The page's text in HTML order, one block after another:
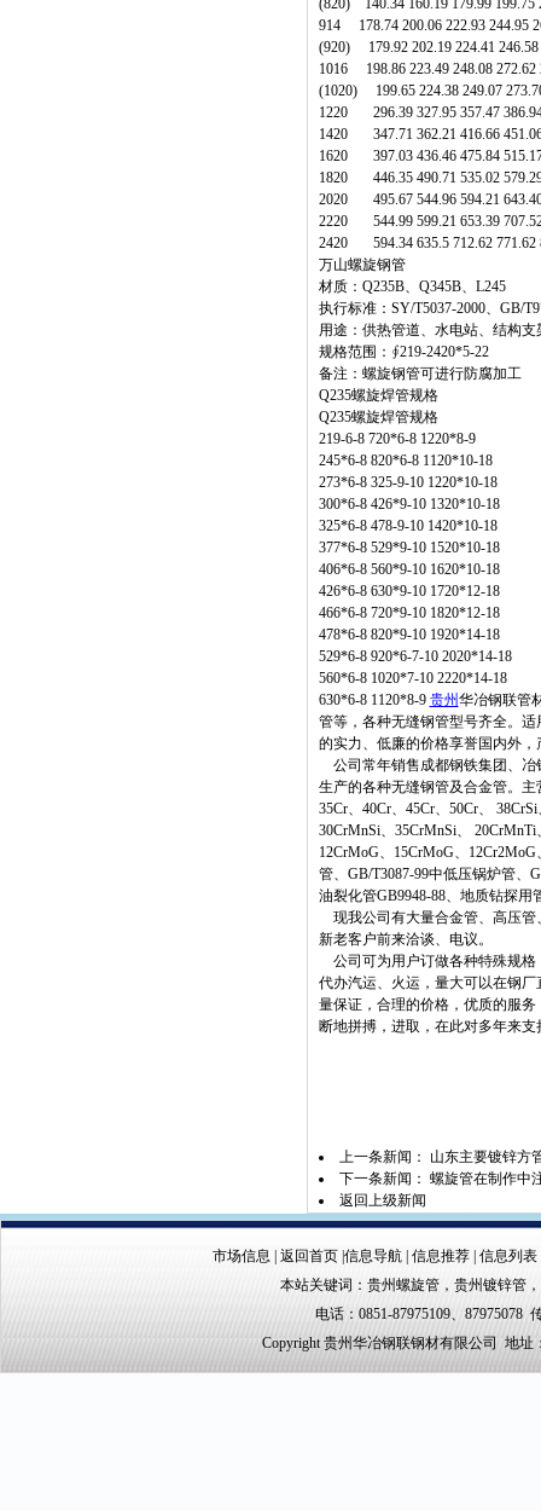
(820) 140.34 160.19 179.99 199.75
914 178.74 200.06 222.93 244.95
(920) 179.92 202.19 224.41 246.58
1016 198.86 223.49 248.08 272.62
(1020) 199.65 224.38 249.07
1220 296.39 327.95 357.47 386.94
1420 347.71 362.21 416.66 451.06
1620 397.03 436.46 475.84 515.17
1820 446.35 490.71 535.02 579.29
2020 495.67 544.96 594.21 643.40
2220 544.99 599.21 653.39 707.52
2420 594.34 635.5 712.62 771.62
万山螺旋钢管
材质：Q235B、Q345B、L245
执行标准：SY/T5037-2000、GB/
用途：供热管道、水电站、结构支
规格范围：∮219-2420*5-22
备注：螺旋钢管可进行防腐加工
Q235螺旋焊管规格
Q235螺旋焊管规格
219-6-8 720*6-8 1220*8-9
245*6-8 820*6-8 1120*10-18
273*6-8 325-9-10 1220*10-18
300*6-8 426*9-10 1320*10-18
325*6-8 478-9-10 1420*10-18
377*6-8 529*9-10 1520*10-18
406*6-8 560*9-10 1620*10-18
426*6-8 630*9-10 1720*12-18
466*6-8 720*9-10 1820*12-18
478*6-8 820*9-10 1920*14-18
529*6-8 920*6-7-10 2020*14-18
560*6-8 1020*7-10 2220*14-18
630*6-8 1120*8-9 贵州华冶钢联管
管等，各种无缝钢管型号齐全。
的实力、低廉的价格享誉国内外
公司常年销售成都钢铁集团、冶
生产的各种无缝钢管及合金管。主
35Cr、40Cr、45Cr、50Cr、
30CrMnSi、35CrMnSi、
12CrMoG、15CrMoG、
管、GB/T3087-99中低压锅炉管、
油裂化管GB9948-88、地质钻探用
现我公司有大量合金管、高压管
新老客户前来洽谈、电议。
公司可为用户订做各种特殊规格
代办汽运、火运，量大可以在钢
量保证，合理的价格，优质的服
断地拼搏，进取，在此对多年来
上一条新闻：
山东主要镀锌方
下一条新闻： 螺旋管在制作中
返回上级新闻
市场信息 返回首页| 信息导航| 信息推荐| 信息列表
本站关键词： 贵州螺旋管 ， 贵州镀锌管 ，
电话：0851-87975109、87975078
Copyright 贵州华冶钢联钢材有限公司 地